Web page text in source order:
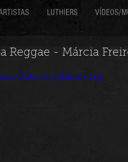
LUTHIERS VÍDEOS/
Reggae - Márcia
watch?v=s3Uls9exQTg